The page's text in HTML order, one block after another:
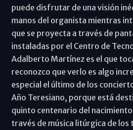
puede disfrutar de una visión
manos del organista mientras
que se proyecta a través de
instaladas por el Centro de
Adalberto Martínez es el que
reconozco que verlo es algo
especial el último de los
Año Teresiano, porque está
quinto centenario del
través de música litúrgica de los